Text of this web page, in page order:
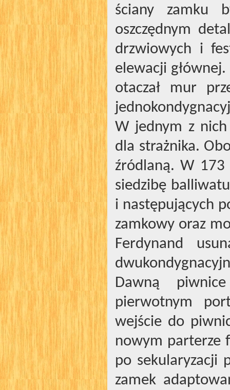
ściany zamku
oszczędnym
drzwiowych i
elewacji
otaczał mur
W jednym z nich
dla strażnika.
źródlaną. W 173
siedzibę
i następujących
zamkowy oraz
Ferdynand
Dawną
pierwotnym
wejście do
nowym parterze
po sekularyzacji
zamek